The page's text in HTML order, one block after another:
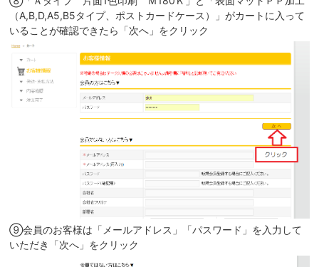
（A,B,D,A5,B5タイプ、ポストカードケース）」がカートに入って
いることが確認できたら「次へ」をクリック
⑨会員のお客様は「メールアドレス」「パスワード」を入力して
いただき「次へ」をクリック